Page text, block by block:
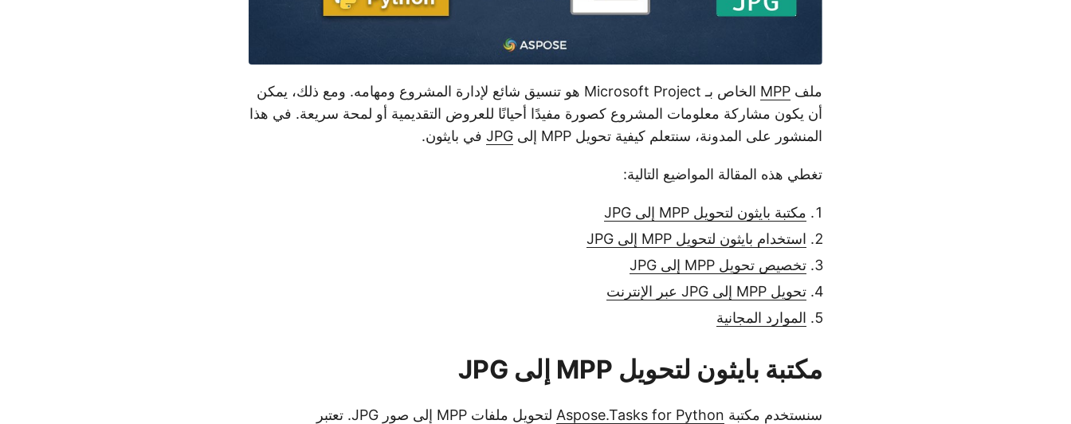
ملف MPP
الخاص بـ Microsoft Project هو تنسيق شائع لإدارة المشروع ومهامه. ومع ذلك، يمكن
أن يكون مشاركة معلومات المشروع كصورة مفيدًا أحيانًا للعروض التقديمية أو لمحة سريعة. في هذا
المنشور على المدونة، سنتعلم كيفية تحويل MPP إلى
JPG في بايثون.
تغطي هذه المقالة المواضيع التالية:
مكتبة بايثون لتحويل MPP إلى JPG
استخدام بايثون لتحويل MPP إلى JPG
تخصيص تحويل MPP إلى JPG
تحويل MPP إلى JPG عبر الإنترنت
الموارد المجانية
مكتبة بايثون لتحويل MPP إلى JPG
سنستخدم مكتبة Aspose.Tasks for Python
لتحويل ملفات MPP إلى صور JPG. تعتبر